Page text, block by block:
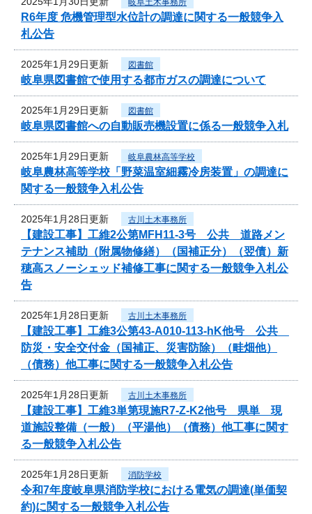
岐阜土木事務所
R6年度 危機管理型水位計の調達に関する一般競争入
札公告
2025年1月29日更新 図書館
岐阜県図書館で使用する都市ガスの調達について
2025年1月29日更新 図書館
岐阜県図書館への自動販売機設置に係る一般競争入札
2025年1月29日更新 岐阜農林高等学校
岐阜農林高等学校「野菜温室細霧冷房装置」の調達に
関する一般競争入札公告
2025年1月28日更新 古川土木事務所
【建設工事】工維2公第MFH11-3号 公共 道路メン
テナンス補助（附属物修繕）（国補正分）（翌債）新
穂高スノーシェッド補修工事に関する一般競争入札公
告
2025年1月28日更新 古川土木事務所
【建設工事】工維3公第43-A010-113-hK他号 公共
防災・安全交付金（国補正、災害防除）（畦畑他）
（債務）他工事に関する一般競争入札公告
2025年1月28日更新 古川土木事務所
【建設工事】工維3単第現施R7-Z-K2他号 県単 現
道施設整備（一般）（平湯他）（債務）他工事に関す
る一般競争入札公告
2025年1月28日更新 消防学校
令和7年度岐阜県消防学校における電気の調達(単価契
約)に関する一般競争入札公告